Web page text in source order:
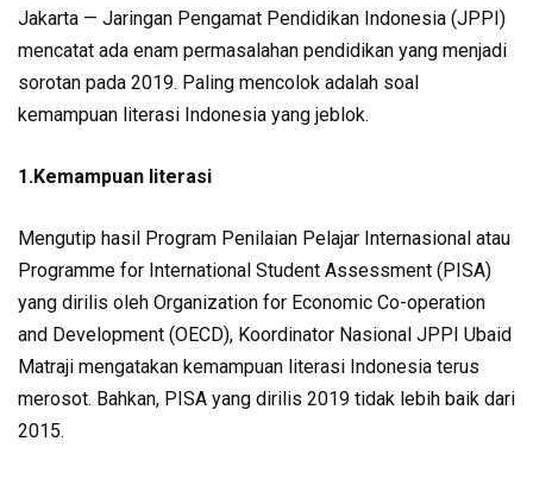
Jakarta — Jaringan Pengamat Pendidikan Indonesia (JPPI)
mencatat ada enam permasalahan pendidikan yang menjadi
sorotan pada 2019. Paling mencolok adalah soal
kemampuan literasi Indonesia yang jeblok.
1.Kemampuan literasi
Mengutip hasil Program Penilaian Pelajar Internasional atau
Programme for International Student Assessment (PISA)
yang dirilis oleh Organization for Economic Co-operation
and Development (OECD), Koordinator Nasional JPPI Ubaid
Matraji mengatakan kemampuan literasi Indonesia terus
merosot. Bahkan, PISA yang dirilis 2019 tidak lebih baik dari
2015.